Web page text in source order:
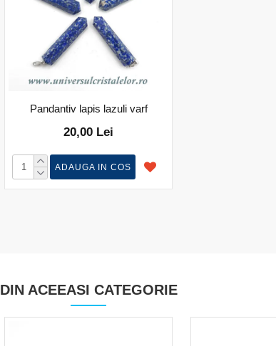
Pandantiv lapis lazuli varf
20,00 Lei
ADAUGA IN COS
DIN ACEEASI CATEGORIE